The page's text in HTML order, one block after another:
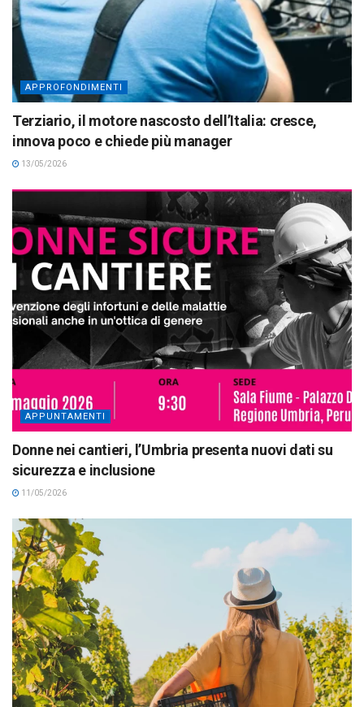
APPROFONDIMENTI
Terziario, il motore nascosto dell’Italia: cresce,
innova poco e chiede più manager
13/05/2026
APPUNTAMENTI
Donne nei cantieri, l’Umbria presenta nuovi dati su
sicurezza e inclusione
11/05/2026